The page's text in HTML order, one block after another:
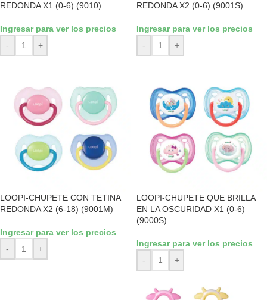
REDONDA X1 (0-6) (9010)
Ingresar para ver los precios
-
+
REDONDA X2 (0-6) (9001S)
Ingresar para ver los precios
-
+
LOOPI-CHUPETE CON TETINA
REDONDA X2 (6-18) (9001M)
Ingresar para ver los precios
-
+
LOOPI-CHUPETE QUE BRILLA
EN LA OSCURIDAD X1 (0-6)
(9000S)
Ingresar para ver los precios
-
+